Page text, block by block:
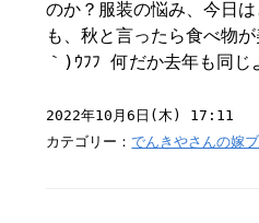
のか？服装の悩み、今日
も、秋と言ったら食べ物
｀)ｳﾌﾌ 何だか去年も同
2022年10月6日(木) 17:11
カテゴリー：でんきやさんの嫁